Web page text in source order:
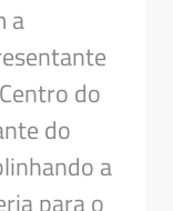
a
do
do
a
para o